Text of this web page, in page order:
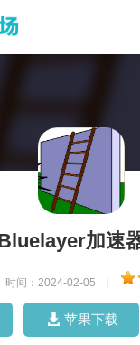
Bluelayer加速
时间：2024-02-05
苹果下载